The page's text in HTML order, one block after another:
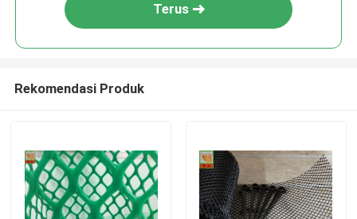
Terus
Rekomendasi Produk